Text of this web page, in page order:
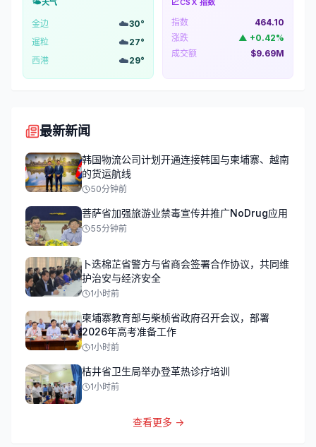
金边 ☁️30°
暹粒
☁️27°
西港
☁️29°
指数
464.10
涨跌
▲ +0.42%
成交额
$9.69M
最新新闻
韩国物流公司计划开通连接韩国与柬埔寨、越南
的货运航线
50分钟前
菩萨省加强旅游业禁毒宣传并推广NoDrug应用
55分钟前
卜迭棉芷省警方与省商会签署合作协议，共同维
护治安与经济安全
1小时前
柬埔寨教育部与柴桢省政府召开会议，部署
2026年高考准备工作
1小时前
桔井省卫生局举办登革热诊疗培训
1小时前
查看更多 →